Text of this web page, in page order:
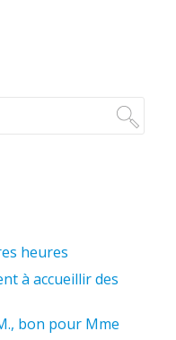
heures
à accueillir des
bon pour Mme